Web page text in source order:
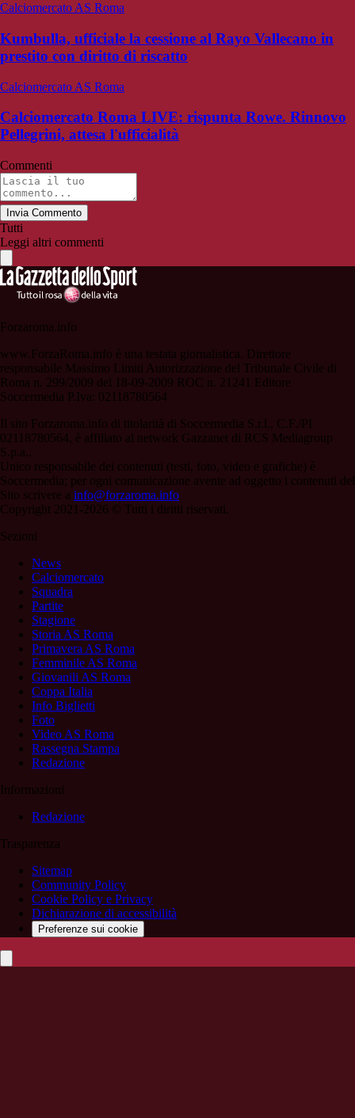
Calciomercato AS Roma
Kumbulla, ufficiale la cessione al Rayo Vallecano in
prestito con diritto di riscatto
Calciomercato AS Roma
Calciomercato Roma LIVE: rispunta Rowe. Rinnovo
Pellegrini, attesa l'ufficialità
Commenti
Invia Commento
Tutti
Leggi altri commenti
Forzaroma.info
www.ForzaRoma.info è una testata giornalistica. Direttore
responsabile Massimo Limiti Autorizzazione del Tribunale Civile di
Roma n. 299/2009 del 18-09-2009 ROC n. 21241 Editore
Soccermedia P.Iva: 02118780564
Il sito Forzaroma.info di titolarità di Soccermedia S.r.l., C.F./PI
02118780564, è affiliato al network Gazzanet di RCS Mediagroup
S.p.a..
Unico responsabile dei contenuti (testi, foto, video e grafiche) è
Soccermedia; per ogni comunicazione avente ad oggetto i contenuti del
Sito scrivere a info@forzaroma.info
Copyright 2021-2026 © Tutti i diritti riservati.
Sezioni
News
Calciomercato
Squadra
Partite
Stagione
Storia AS Roma
Primavera AS Roma
Femminile AS Roma
Giovanili AS Roma
Coppa Italia
Info Biglietti
Foto
Video AS Roma
Rassegna Stampa
Redazione
Informazioni
Redazione
Trasparenza
Sitemap
Community Policy
Cookie Policy e Privacy
Dichiarazione di accessibilità
Preferenze sui cookie